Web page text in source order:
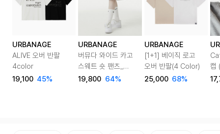
URBANAGE
ALIVE 오버 반팔
4color
19,100 45%
URBANAGE
버뮤다 와이드 카고
스웨트 숏 팬츠_
그레이
19,800 64%
URBANAGE
[1+1] 베이직 로고
오버 반팔(4 Color)
25,000 68%
캡